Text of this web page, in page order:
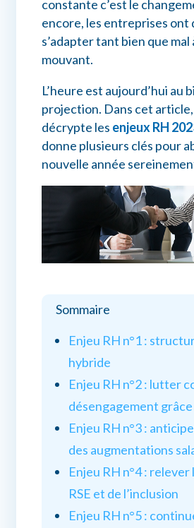
constante c’est le
encore, les entreprises ont
s’adapter tant bien que
mouvant.
L’heure est aujourd’hui au
projection. Dans cet
décrypte les enjeux RH
donne plusieurs clés pour
nouvelle année
Sommaire
Enjeu RH n°1 :
hybride
Enjeu RH n°2 : lutter
désengagement
Enjeu RH n°3 :
des augmentations
Enjeu RH n°4 : relever
RSE et de l’inclusion
Enjeu RH n°5 :